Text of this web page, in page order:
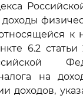
доходы
к
6.2 статьи
на
доходов,